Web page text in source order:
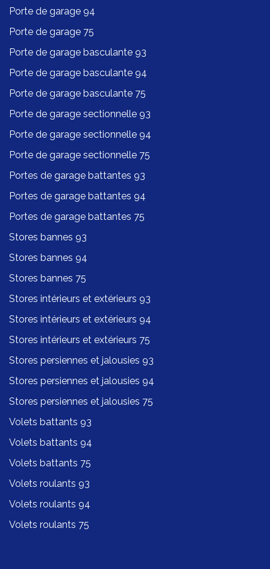
Porte de garage 94
Porte de garage 75
Porte de garage basculante 93
Porte de garage basculante 94
Porte de garage basculante 75
Porte de garage sectionnelle 93
Porte de garage sectionnelle 94
Porte de garage sectionnelle 75
Portes de garage battantes 93
Portes de garage battantes 94
Portes de garage battantes 75
Stores bannes 93
Stores bannes 94
Stores bannes 75
Stores intérieurs et extérieurs 93
Stores intérieurs et extérieurs 94
Stores intérieurs et extérieurs 75
Stores persiennes et jalousies 93
Stores persiennes et jalousies 94
Stores persiennes et jalousies 75
Volets battants 93
Volets battants 94
Volets battants 75
Volets roulants 93
Volets roulants 94
Volets roulants 75